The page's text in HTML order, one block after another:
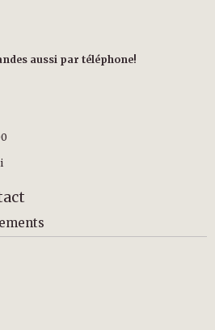
aussi par téléphone!